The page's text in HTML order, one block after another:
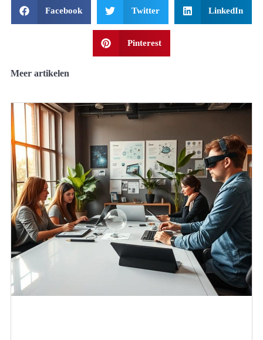
Facebook Twitter LinkedIn
Pinterest
Meer artikelen